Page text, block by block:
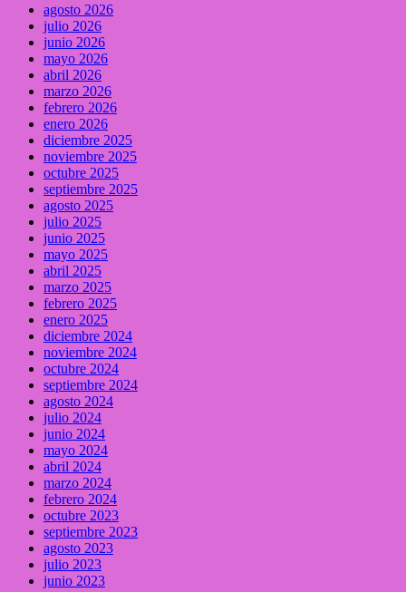
agosto 2026
julio 2026
junio 2026
mayo 2026
abril 2026
marzo 2026
febrero 2026
enero 2026
diciembre 2025
noviembre 2025
octubre 2025
septiembre 2025
agosto 2025
julio 2025
junio 2025
mayo 2025
abril 2025
marzo 2025
febrero 2025
enero 2025
diciembre 2024
noviembre 2024
octubre 2024
septiembre 2024
agosto 2024
julio 2024
junio 2024
mayo 2024
abril 2024
marzo 2024
febrero 2024
octubre 2023
septiembre 2023
agosto 2023
julio 2023
junio 2023